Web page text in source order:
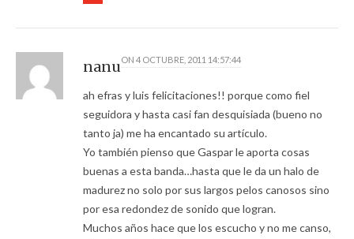
nanuON 4 OCTUBRE, 2011 14:57:44
ah efras y luis felicitaciones!! porque como fiel
seguidora y hasta casi fan desquisiada (bueno no
tanto ja) me ha encantado su artículo.
Yo también pienso que Gaspar le aporta cosas
buenas a esta banda…hasta que le da un halo de
madurez no solo por sus largos pelos canosos sino
por esa redondez de sonido que logran.
Muchos años hace que los escucho y no me canso,